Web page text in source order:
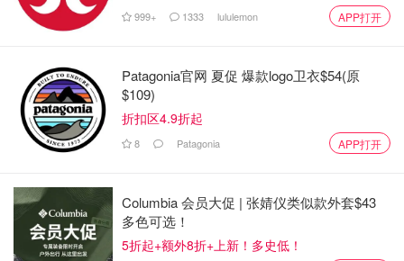
999+ 1333 lululemon APP打开
Patagonia官网 夏促 爆款logo卫衣$54(原
$109)
折扣区4.9折起
8 Patagonia APP打开
Columbia 会员大促 | 张婧仪类似款外套$43
多色可选！
5折起+额外8折+上新！多史低！